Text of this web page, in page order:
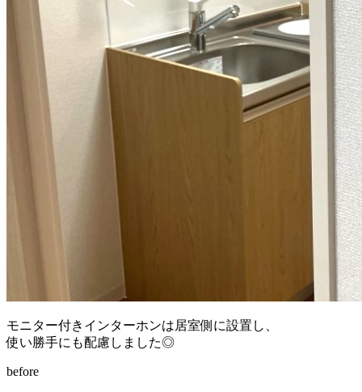
モニター付きインターホンは居室側に設置し、
使い勝手にも配慮しました◎
before